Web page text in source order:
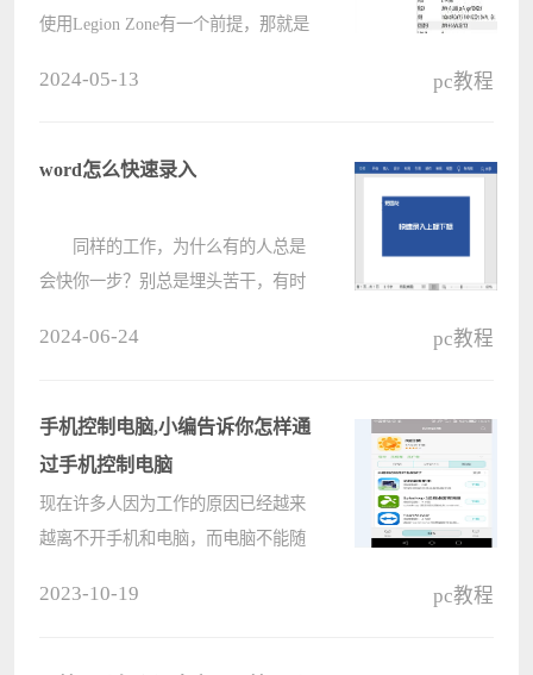
使用Legion Zone有一个前提，那就是
对你有帮助。 如何安装
2024-05-13 pc教程
word怎么快速录入
同样的工作，为什么有的人总是
会快你一步？别总是埋头苦干，有时
下标？许多朋友都会在“字体&r????
2024-06-24 pc教程
手机控制电脑,小编告诉你怎样通
过手机控制电脑
现在许多人因为工作的原因已经越来
越离不开手机和电脑，而电脑不能随
2023-10-19 pc教程